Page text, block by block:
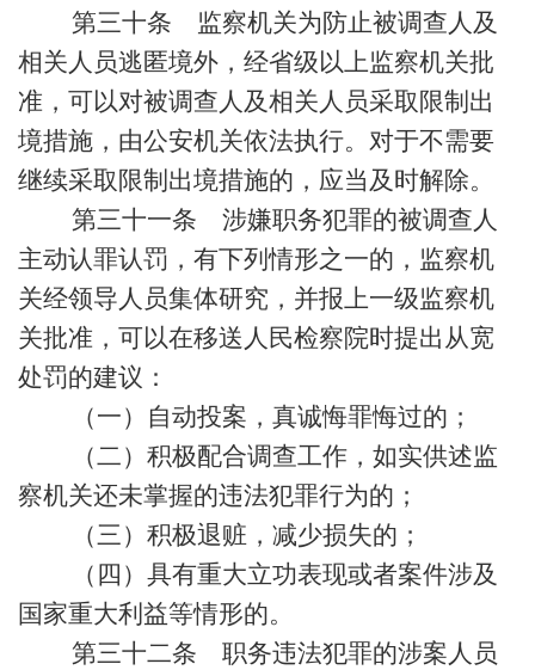
第三十条 监察机关为防止被调查人及
相关人员逃匿境外，经省级以上监察机关批
准，可以对被调查人及相关人员采取限制出
境措施，由公安机关依法执行。对于不需要
继续采取限制出境措施的，应当及时解除。
第三十一条 涉嫌职务犯罪的被调查人
主动认罪认罚，有下列情形之一的，监察机
关经领导人员集体研究，并报上一级监察机
关批准，可以在移送人民检察院时提出从宽
处罚的建议：
（一）自动投案，真诚悔罪悔过的；
（二）积极配合调查工作，如实供述监
察机关还未掌握的违法犯罪行为的；
（三）积极退赃，减少损失的；
（四）具有重大立功表现或者案件涉及
国家重大利益等情形的。
第三十二条 职务违法犯罪的涉案人员